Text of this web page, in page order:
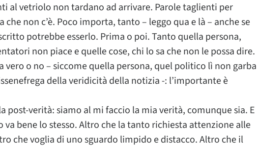
al vetriolo non tardano ad arrivare. Parole taglienti per
non c’è. Poco importa, tanto – leggo qua e là – anche se
potrebbe esserlo. Prima o poi. Tanto quella persona,
non piace e quelle cose, chi lo sa che non le possa dire.
vero o no – siccome quella persona, quel politico lì non garba
della veridicità della notizia -: l’importante è
post-verità: siamo al mi faccio la mia verità, comunque sia. E
va bene lo stesso. Altro che la tanto richiesta attenzione alle
che voglia di uno sguardo limpido e distacco. Altro che il